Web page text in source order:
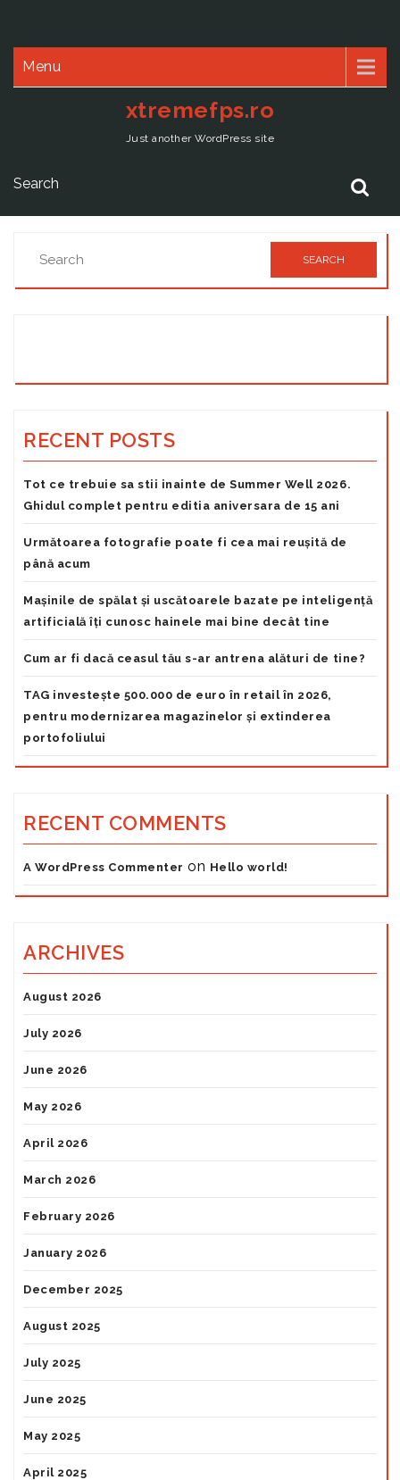
Menu
xtremefps.ro
Just another WordPress site
RECENT POSTS
Tot ce trebuie sa stii inainte de Summer Well 2026.
Ghidul complet pentru editia aniversara de 15 ani
Următoarea fotografie poate fi cea mai reușită de
până acum
Mașinile de spălat și uscătoarele bazate pe inteligență
artificială îți cunosc hainele mai bine decât tine
Cum ar fi dacă ceasul tău s-ar antrena alături de tine?
TAG investește 500.000 de euro în retail în 2026,
pentru modernizarea magazinelor și extinderea
portofoliului
RECENT COMMENTS
A WordPress Commenter on Hello world!
ARCHIVES
August 2026
July 2026
June 2026
May 2026
April 2026
March 2026
February 2026
January 2026
December 2025
August 2025
July 2025
June 2025
May 2025
April 2025